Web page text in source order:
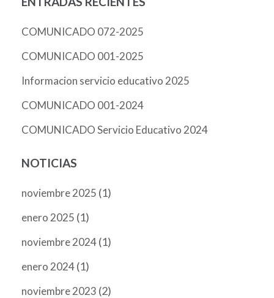
COMUNICADO 072-2025
COMUNICADO 001-2025
Informacion servicio educativo 2025
COMUNICADO 001-2024
COMUNICADO Servicio Educativo 2024
NOTICIAS
noviembre 2025 (1)
enero 2025 (1)
noviembre 2024(1)
enero 2024(1)
noviembre 2023 (2)